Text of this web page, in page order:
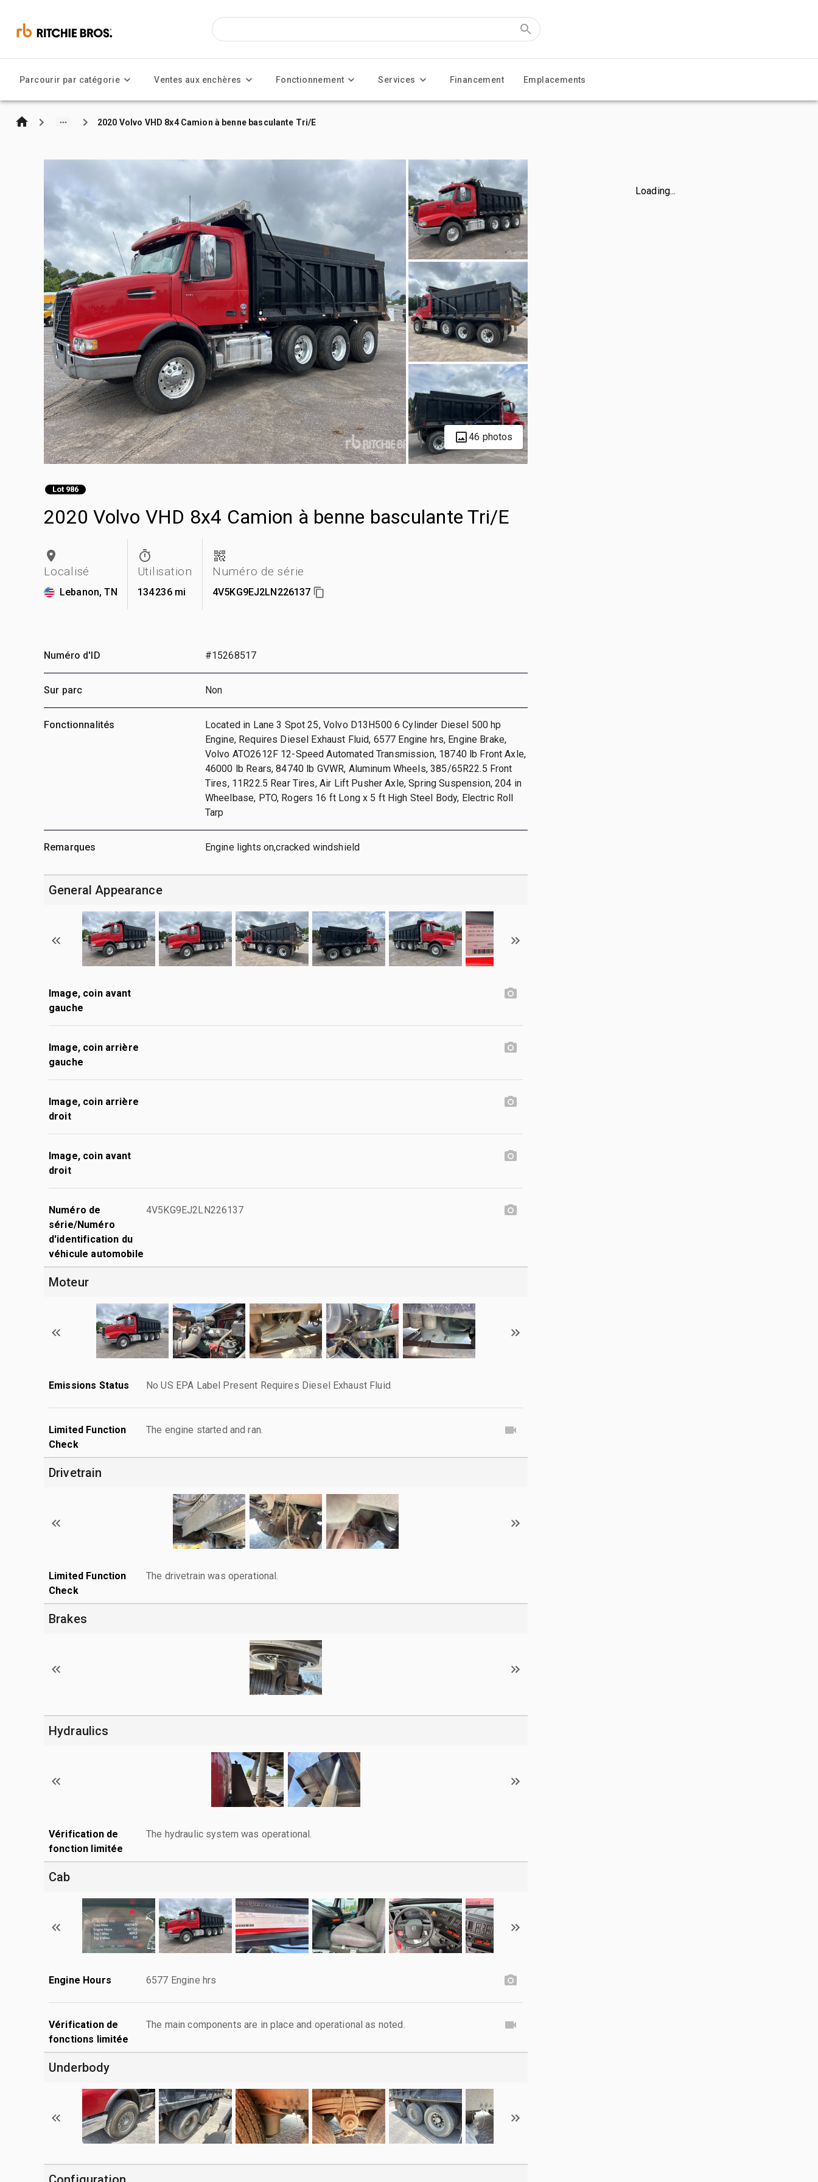
Parcourir par catégorie Ventes aux enchères Fonctionnement Services Financement Emplacements
2020 Volvo VHD 8x4 Camion à benne basculante Tri/E
46 photos
Lot 986
2020 Volvo VHD 8x4 Camion à benne basculante Tri/E
Localisé
Lebanon, TN
Utilisation
134 236 mi
Numéro de série
4V5KG9EJ2LN226137
Loading...
Numéro d'ID #15268517
Sur parc Non
Fonctionnalités
Located in Lane 3 Spot 25, Volvo D13H500 6 Cylinder Diesel 500 hp
Engine, Requires Diesel Exhaust Fluid, 6577 Engine hrs, Engine Brake,
Volvo ATO2612F 12-Speed Automated Transmission, 18740 lb Front Axle,
46000 lb Rears, 84740 lb GVWR, Aluminum Wheels, 385/65R22.5 Front
Tires, 11R22.5 Rear Tires, Air Lift Pusher Axle, Spring Suspension, 204 in
Wheelbase, PTO, Rogers 16 ft Long x 5 ft High Steel Body, Electric Roll
Tarp
Remarques Engine lights on,cracked windshield
General Appearance
Image, coin avant
gauche
Image, coin arrière
gauche
Image, coin arrière
droit
Image, coin avant
droit
Numéro de
série/Numéro
d'identification du
véhicule automobile
4V5KG9EJ2LN226137
Moteur
Emissions Status No US EPA Label Present Requires Diesel Exhaust Fluid
Limited Function
Check
The engine started and ran.
Drivetrain
Limited Function
Check
The drivetrain was operational.
Brakes
Hydraulics
Vérification de
fonction limitée
The hydraulic system was operational.
Cab
Engine Hours 6577 Engine hrs
Vérification de
fonctions limitée
The main components are in place and operational as noted.
Underbody